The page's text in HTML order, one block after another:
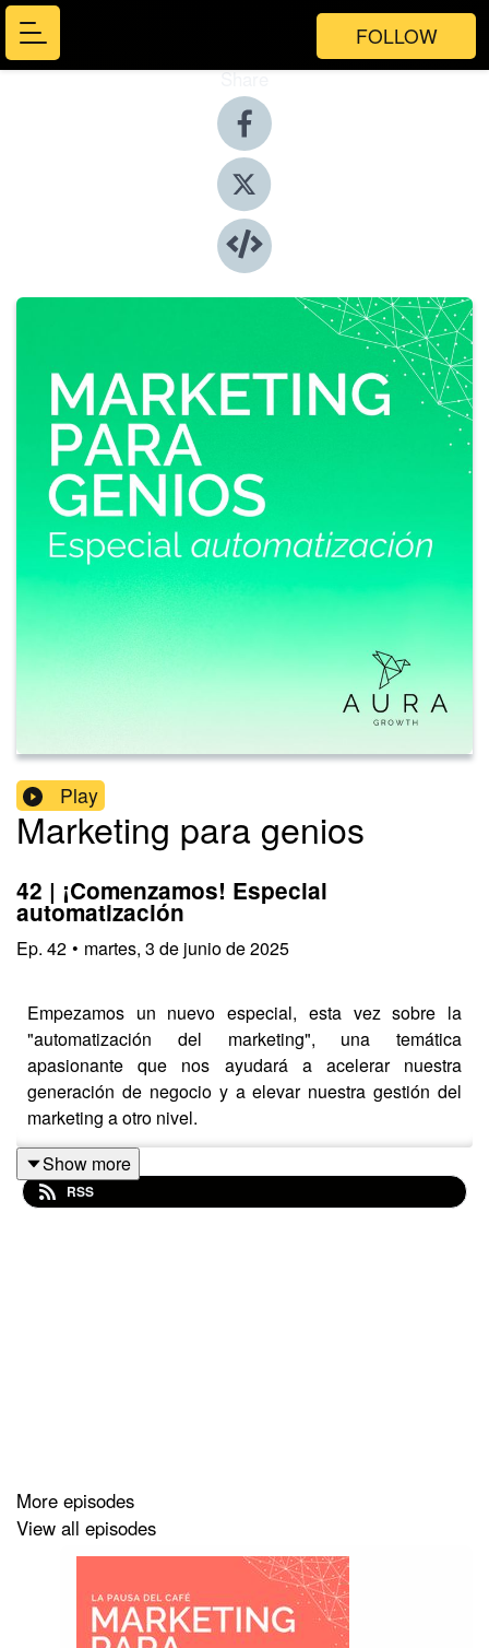
FOLLOW
Share
Play
Marketing para genios
42 | ¡Comenzamos! Especial
automatización
Ep. 42 • martes, 3 de junio de 2025
Empezamos un nuevo especial, esta vez sobre la
"automatización del marketing", una temática
apasionante que nos ayudará a acelerar nuestra
generación de negocio y a elevar nuestra gestión del
marketing a otro nivel.
Show more
RSS
More episodes
View all episodes